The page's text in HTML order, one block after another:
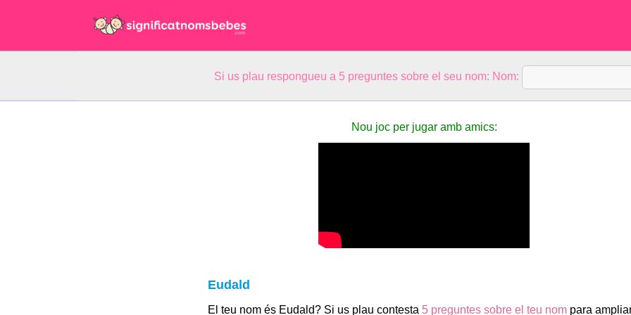
Si us plau respongueu a 5 preguntes sobre el seu nom: Nom:
Nou joc per jugar amb amics:
Eudald
El teu nom és Eudald? Si us plau contesta 5 preguntes sobre el teu nompara